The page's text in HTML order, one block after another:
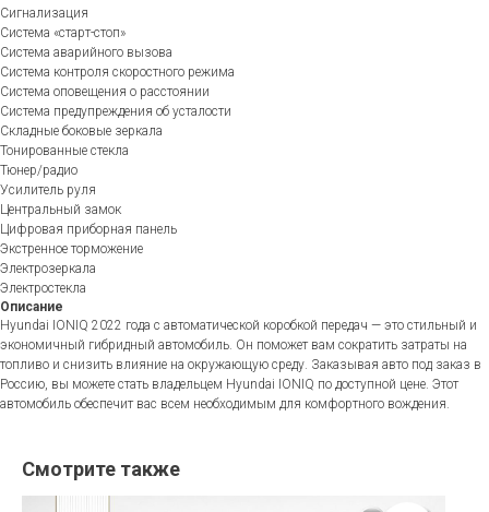
Сигнализация
Система «старт-стоп»
Система аварийного вызова
Система контроля скоростного режима
Система оповещения о расстоянии
Система предупреждения об усталости
Складные боковые зеркала
Тонированные стекла
Тюнер/радио
Усилитель руля
Центральный замок
Цифровая приборная панель
Экстренное торможение
Электрозеркала
Электростекла
Описание
Hyundai IONIQ 2022 года с автоматической коробкой передач — это стильный и
экономичный гибридный автомобиль. Он поможет вам сократить затраты на
топливо и снизить влияние на окружающую среду. Заказывая авто под заказ в
Россию, вы можете стать владельцем Hyundai IONIQ по доступной цене. Этот
автомобиль обеспечит вас всем необходимым для комфортного вождения.
Смотрите также